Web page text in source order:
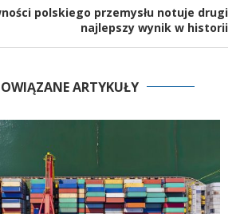
polskiego przemysłu notuje drugi
najlepszy wynik w historii
ARTYKUŁY